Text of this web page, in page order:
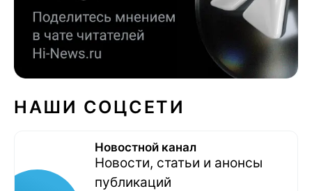
НАШИ СОЦСЕТИ
Новостной канал
Новости, статьи и анонсы
публикаций